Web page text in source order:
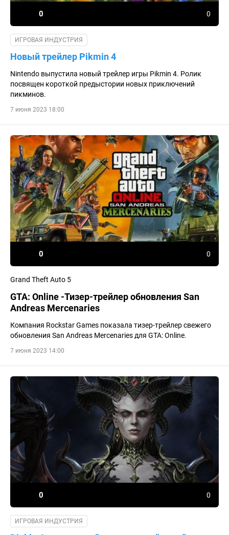
Новый трейлер Pikmin 4
ИГРОВАЯ ИНДУСТРИЯ
Nintendo выпустила новый трейлер игры Pikmin 4. Ролик
посвящен короткой предыстории новых приключений
пикминов.
0 0
7 июня 2023 18:00
GTA: Online -Тизер-трейлер обновления San
Andreas Mercenaries
Grand Theft Auto 5
Компания Rockstar Games показала тизер-трейлер свежего
обновления San Andreas Mercenaries для GTA: Online.
0 0
7 июня 2023 14:00
ИГРОВАЯ ИНДУСТРИЯ
0 0